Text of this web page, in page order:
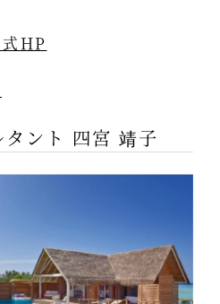
HP
タント 四宮 靖子